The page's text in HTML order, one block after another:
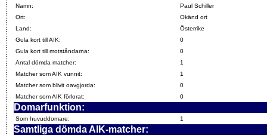
Namn:
Paul Schiller
Ort:
Okänd ort
Land:
Österrike
Gula kort till AIK:
0
Gula kort till motståndarna:
0
Antal dömda matcher:
1
Matcher som AIK vunnit:
1
Matcher som blivit oavgjorda:
0
Matcher som AIK förlorat:
0
Domarfunktion:
Som huvuddomare: 1
Samtliga dömda AIK-matcher: